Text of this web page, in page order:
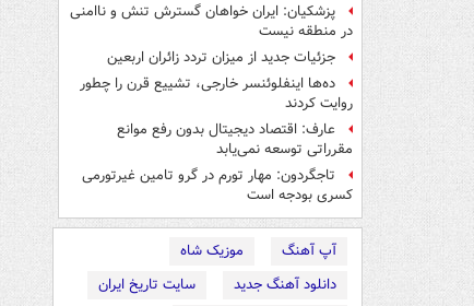
پزشکیان: ایران خواهان گسترش تنش و ناامنی
در منطقه نیست
جزئیات جدید از میزان تردد زائران اربعین
ده‌ها اینفلوئنسر خارجی، تشییع قرن را چطور
روایت کردند
عارف: اقتصاد دیجیتال بدون رفع موانع
مقرراتی توسعه نمی‌یابد
تاجگردون: مهار تورم در گرو تامین غیرتورمی
کسری بودجه است
آپ آهنگ
موزیک شاه
دانلود آهنگ جدید
سایت تاریخ ایران